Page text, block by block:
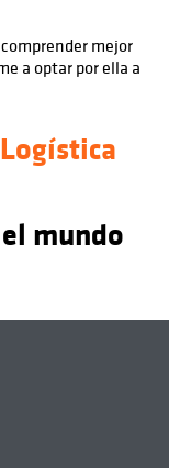
mejor
a optar por ella a
Logística
mundo